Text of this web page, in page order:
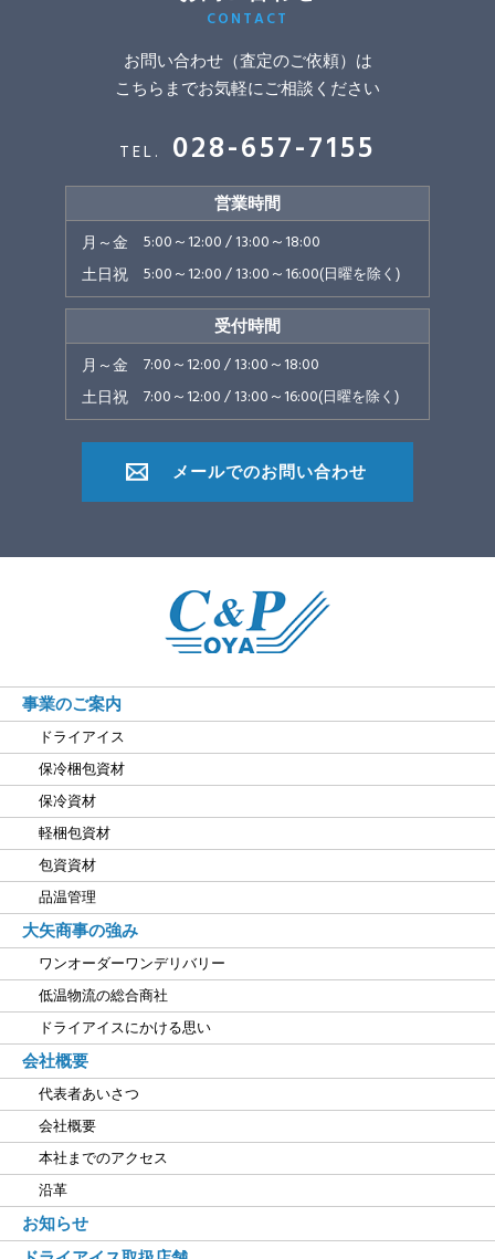
お問い合わせ（査定のご依頼）は
こちらまでお気軽にご相談ください
028-657-7155
営業時間
月～金 5:00～12:00 / 13:00～18:00
土日祝 5:00～12:00 / 13:00～16:00(日曜を除く)
受付時間
月～金 7:00～12:00 / 13:00～18:00
土日祝 7:00～12:00 / 13:00～16:00(日曜を除く)
メールでのお問い合わせ
事業のご案内
ドライアイス
保冷梱包資材
保冷資材
軽梱包資材
包資資材
品温管理
大矢商事の強み
ワンオーダーワンデリバリー
低温物流の総合商社
ドライアイスにかける思い
会社概要
代表者あいさつ
会社概要
本社までのアクセス
沿革
お知らせ